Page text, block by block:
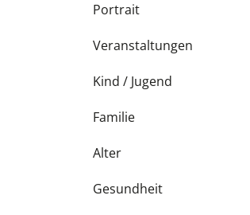
Portrait
Veranstaltungen
Kind / Jugend
Familie
Alter
Gesundheit